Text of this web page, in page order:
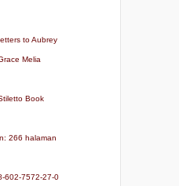
to Aubrey
Melia
Book
266 halaman
602-7572-27-0